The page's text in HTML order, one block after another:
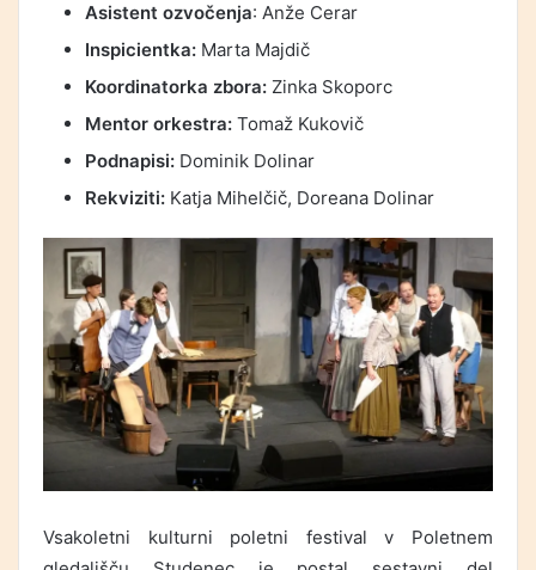
Asistent ozvočenja: Anže Cerar
Inspicientka: Marta Majdič
Koordinatorka zbora: Zinka Skoporc
Mentor orkestra: Tomaž Kukovič
Podnapisi: Dominik Dolinar
Rekviziti: Katja Mihelčič, Doreana Dolinar
Vsakoletni kulturni poletni festival v Poletnem